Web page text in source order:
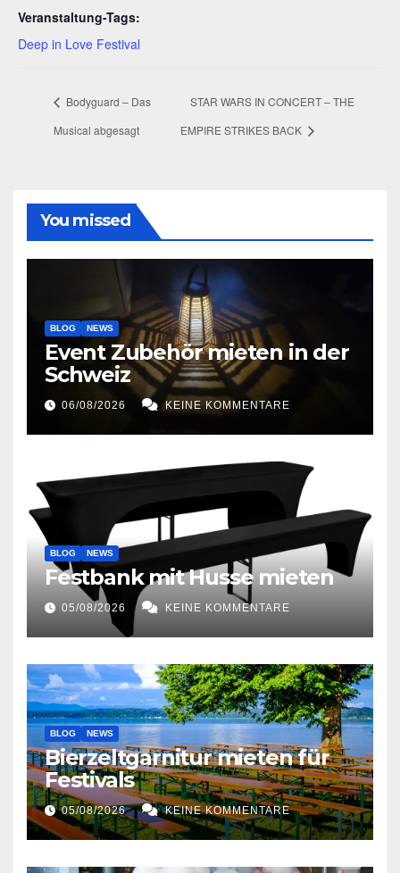
Veranstaltung-Tags:
Deep in Love Festival
Bodyguard – Das
Musical abgesagt
STAR WARS IN CONCERT – THE
EMPIRE STRIKES BACK
You missed
BLOG NEWS
Event Zubehör mieten in der
Schweiz
06/08/2026 KEINE KOMMENTARE
BLOG NEWS
Festbank mit Husse mieten
05/08/2026 KEINE KOMMENTARE
BLOG NEWS
Bierzeltgarnitur mieten für
Festivals
05/08/2026 KEINE KOMMENTARE